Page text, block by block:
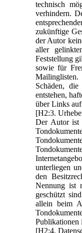
technisch
verhindern.
zukünftige
der Autor
aller
Feststellung
sowie für
Schäden,
entstehen,
über Links
[H2:3.
Der Autor ist
unterliegen
den
Nennung ist
geschützt
allein beim
Publikationen
[H2:4.